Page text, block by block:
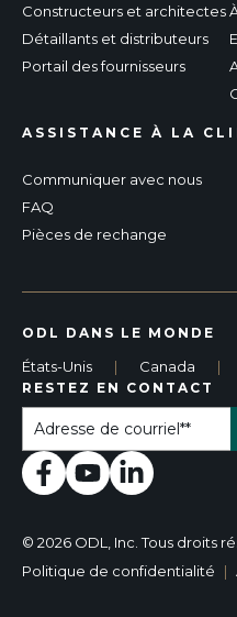
Constructeurs et architectes
Détaillants et distributeurs
Portail des fournisseurs
ASSISTANCE À LA
Communiquer avec nous
FAQ
Pièces de rechange
ODL DANS LE MONDE
États-Unis | Canada |
RESTEZ EN CONTACT
© 2026 ODL, Inc. Tous droits
Politique de confidentialité
|